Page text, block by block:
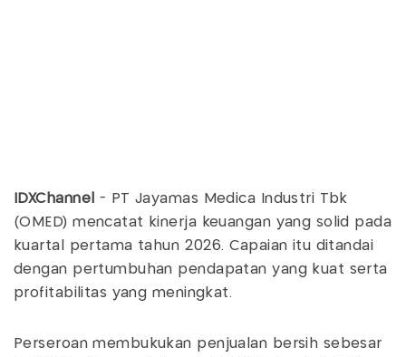
IDXChannel - PT Jayamas Medica Industri Tbk
(OMED) mencatat kinerja keuangan yang solid pada
kuartal pertama tahun 2026. Capaian itu ditandai
dengan pertumbuhan pendapatan yang kuat serta
profitabilitas yang meningkat.
Perseroan membukukan penjualan bersih sebesar